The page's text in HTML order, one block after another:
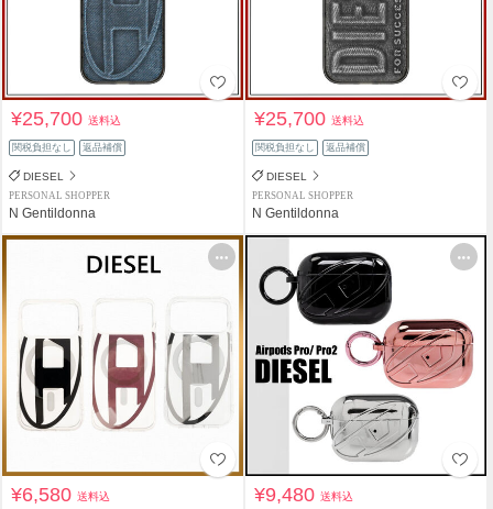
¥25,700送料込
関税負担なし 返品補償
DIESEL
PERSONAL SHOPPER
N Gentildonna
¥25,700送料込
関税負担なし 返品補償
DIESEL
PERSONAL SHOPPER
N Gentildonna
¥6,580送料込 ¥9,480送料込